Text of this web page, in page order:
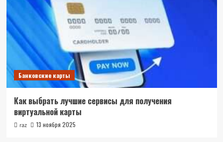
Банковские карты
Как выбрать лучшие сервисы для получения
виртуальной карты
raz 13 ноября 2025